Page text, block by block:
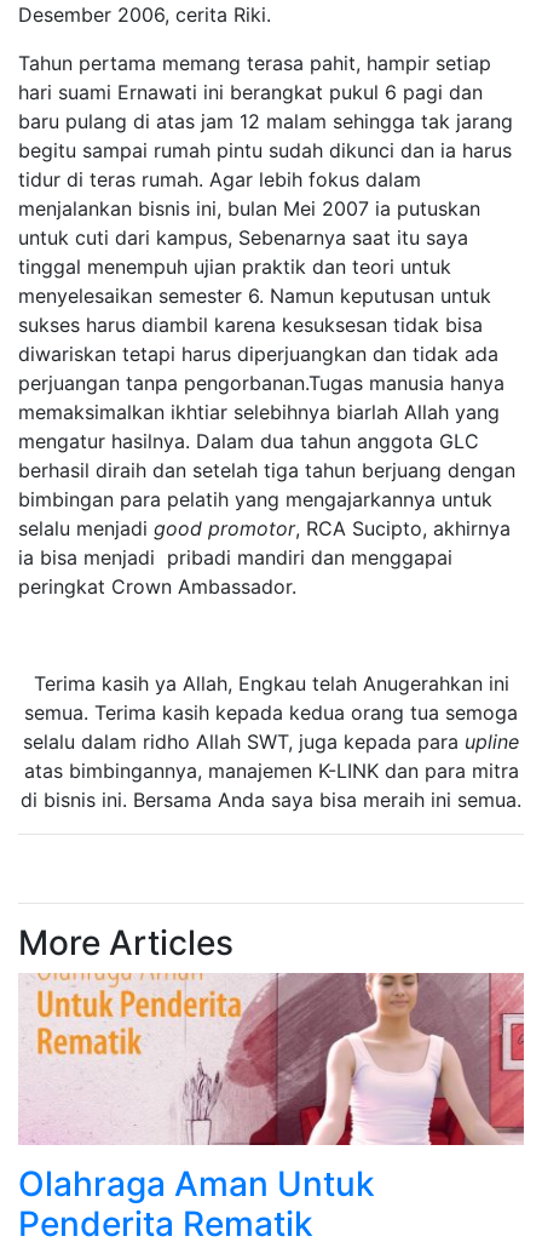
Desember 2006, cerita Riki.
Tahun pertama memang terasa pahit, hampir setiap
hari suami Ernawati ini berangkat pukul 6 pagi dan
baru pulang di atas jam 12 malam sehingga tak jarang
begitu sampai rumah pintu sudah dikunci dan ia harus
tidur di teras rumah. Agar lebih fokus dalam
menjalankan bisnis ini, bulan Mei 2007 ia putuskan
untuk cuti dari kampus, Sebenarnya saat itu saya
tinggal menempuh ujian praktik dan teori untuk
menyelesaikan semester 6. Namun keputusan untuk
sukses harus diambil karena kesuksesan tidak bisa
diwariskan tetapi harus diperjuangkan dan tidak ada
perjuangan tanpa pengorbanan.Tugas manusia hanya
memaksimalkan ikhtiar selebihnya biarlah Allah yang
mengatur hasilnya. Dalam dua tahun anggota GLC
berhasil diraih dan setelah tiga tahun berjuang dengan
bimbingan para pelatih yang mengajarkannya untuk
selalu menjadi good promotor, RCA Sucipto, akhirnya
ia bisa menjadi pribadi mandiri dan menggapai
peringkat Crown Ambassador.
Terima kasih ya Allah, Engkau telah Anugerahkan ini
semua. Terima kasih kepada kedua orang tua semoga
selalu dalam ridho Allah SWT, juga kepada para upline
atas bimbingannya, manajemen K-LINK dan para mitra
di bisnis ini. Bersama Anda saya bisa meraih ini semua.
More Articles
Olahraga Aman Untuk
Penderita Rematik